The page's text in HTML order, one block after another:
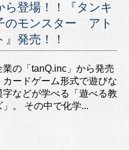
ら登場！！『タンキ
のモンスター アト
発売！！
の「tanQ.inc」から発売
カードゲーム形式で遊びな
字などが学べる「遊べる教
。 その中で化学...